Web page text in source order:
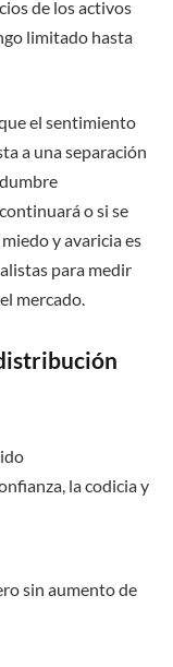
de los activos
limitado hasta
el sentimiento
a una separación
o si se
y avaricia es
para medir
mercado.
la codicia y
sin aumento de